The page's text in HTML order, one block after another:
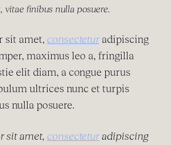
vitae finibus nulla posuere.
sit amet, consecteturadipiscing
maximus leo a, fringilla
elit diam, a congue purus
ultrices nunc et turpis
nulla posuere.
sit amet, consecteturadipiscing